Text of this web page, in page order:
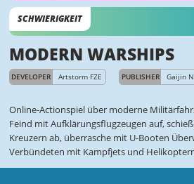
SCHWIERIGKEIT
MODERN WARSHIPS
DEVELOPER Artstorm FZE PUBLISHER Gaijin
Online-Actionspiel über moderne
Feind mit Aufklärungsflugzeugen auf,
Kreuzern ab, überrasche mit U-Booten
Verbündeten mit Kampfjets und